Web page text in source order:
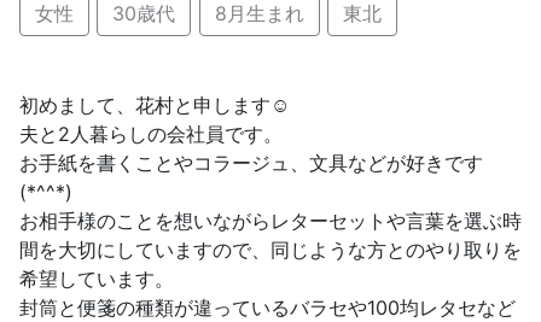
女性 30歳代 8月生まれ 東北
初めまして、花村と申します☺️
夫と2人暮らしの会社員です。
お手紙を書くことやコラージュ、文具などが好きです
(*^^*)
お相手様のことを想いながらレターセットや言葉を選ぶ時
間を大切にしていますので、同じような方とのやり取りを
希望しています。
封筒と便箋の種類が違っているバラセや100均レタセなど